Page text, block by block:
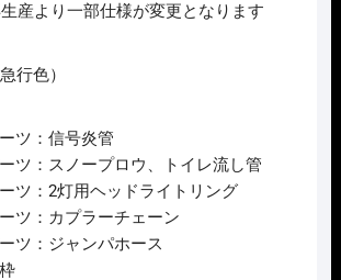
産より一部仕様が変更となります
行色）
ツ：信号炎管
ツ：スノープロウ、トイレ流し管
ツ：2灯用ヘッドライトリング
ツ：カプラーチェーン
ツ：ジャンパホース